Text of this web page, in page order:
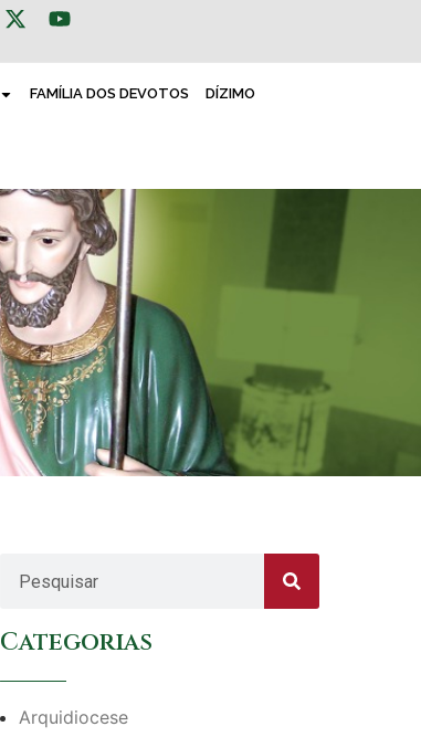
FAMÍLIA DOS DEVOTOS DÍZIMO
Categorias
Arquidiocese